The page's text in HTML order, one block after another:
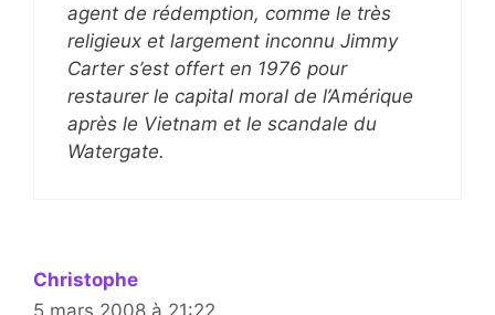
agent de rédemption, comme le très
religieux et largement inconnu Jimmy
Carter s’est offert en 1976 pour
restaurer le capital moral de l’Amérique
après le Vietnam et le scandale du
Watergate.
Christophe
5 mars 2008 à 21:22